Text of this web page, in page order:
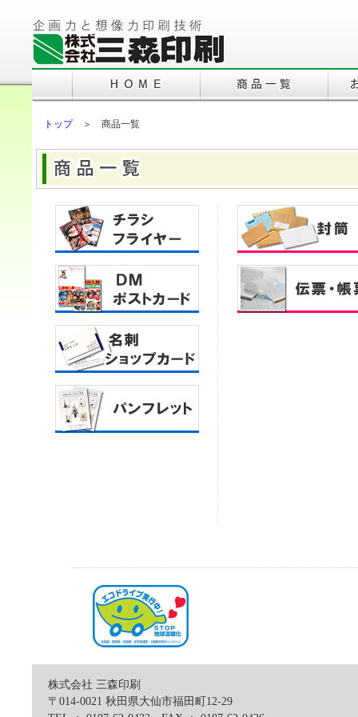
トップ＞ 商品一覧
株式会社 三森印刷
〒014-0021 秋田県大仙市福田町12-29